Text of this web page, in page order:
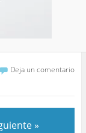
Deja un comentario
»